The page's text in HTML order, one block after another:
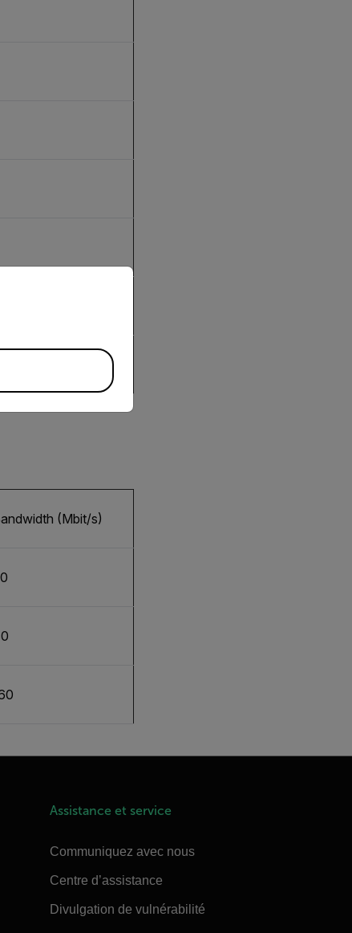
(Mbit/s)
Assistance et service
Communiquez avec nous
Centre d’assistance
Divulgation de vulnérabilité
version of our website.